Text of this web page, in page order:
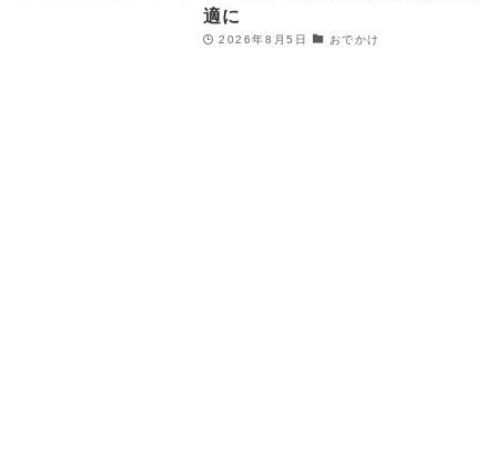
適に
2026年8月5日 おでかけ